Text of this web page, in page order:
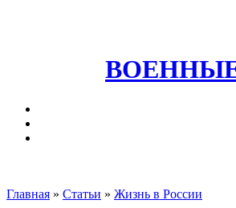
Главная » Статьи » Жизнь в России